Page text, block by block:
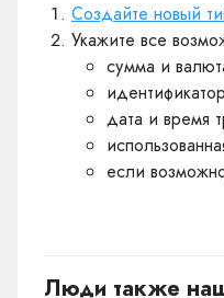
Создайте новый
Укажите все
сумма и
дата и время
если
Люди также